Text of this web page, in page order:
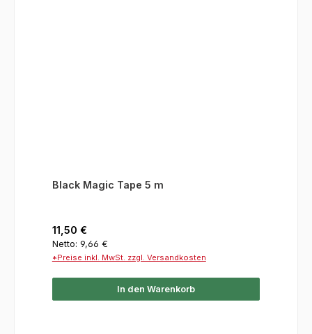
Black Magic Tape 5 m
Regulärer Preis:
11,50 €
Netto: 9,66 €
*Preise inkl. MwSt. zzgl. Versandkosten
In den Warenkorb